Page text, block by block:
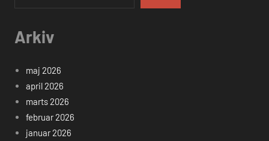
Arkiv
maj 2026
april 2026
marts 2026
februar 2026
januar 2026